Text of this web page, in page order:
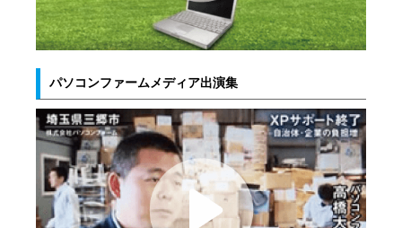
パソコンファームメディア出演集